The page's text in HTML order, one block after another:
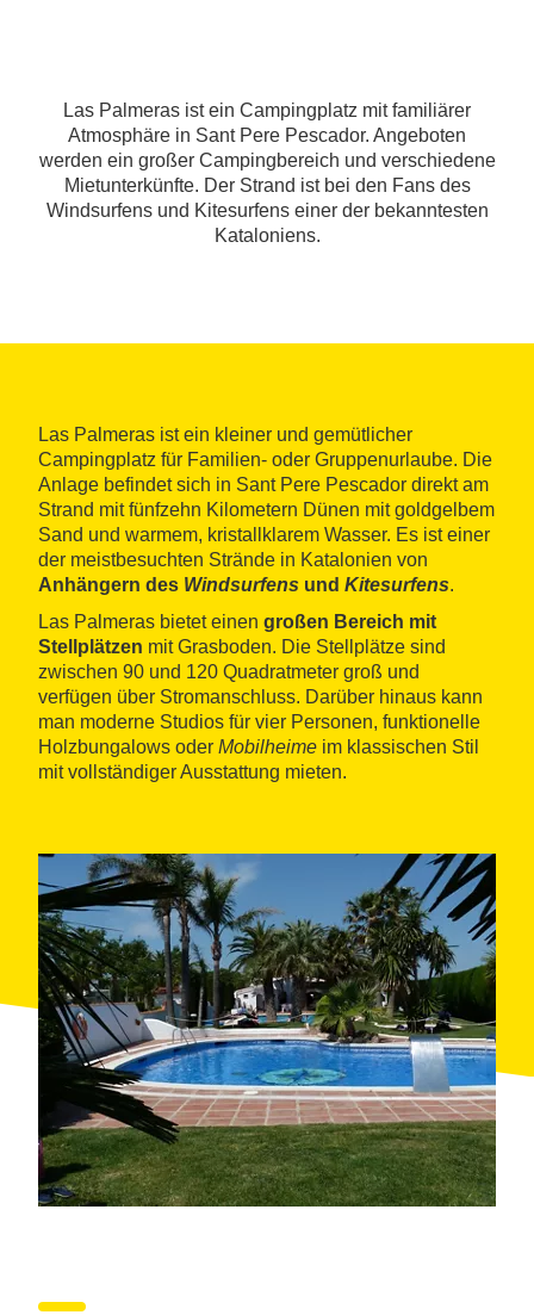
Las Palmeras ist ein Campingplatz mit familiärer
Atmosphäre in Sant Pere Pescador. Angeboten
werden ein großer Campingbereich und verschiedene
Mietunterkünfte. Der Strand ist bei den Fans des
Windsurfens und Kitesurfens einer der bekanntesten
Kataloniens.
Las Palmeras ist ein kleiner und gemütlicher
Campingplatz für Familien- oder Gruppenurlaube. Die
Anlage befindet sich in Sant Pere Pescador direkt am
Strand mit fünfzehn Kilometern Dünen mit goldgelbem
Sand und warmem, kristallklarem Wasser. Es ist einer
der meistbesuchten Strände in Katalonien von
Anhängern des Windsurfens und Kitesurfens.
Las Palmeras bietet einen großen Bereich mit
Stellplätzen mit Grasboden. Die Stellplätze sind
zwischen 90 und 120 Quadratmeter groß und
verfügen über Stromanschluss. Darüber hinaus kann
man moderne Studios für vier Personen, funktionelle
Holzbungalows oder Mobilheime im klassischen Stil
mit vollständiger Ausstattung mieten.